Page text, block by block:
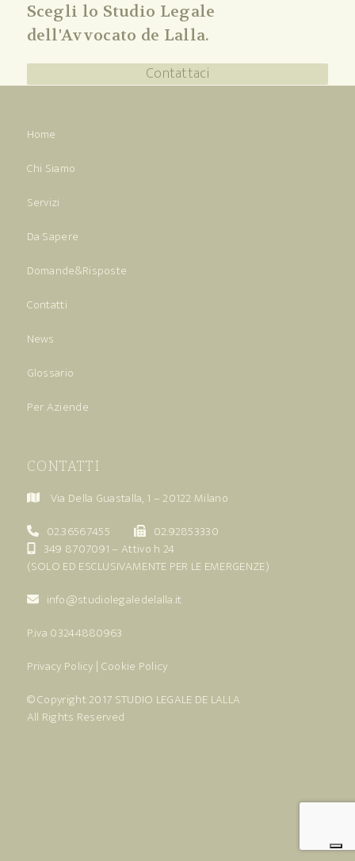
Scegli lo Studio Legale
dell'Avvocato de Lalla.
Contattaci
Home
Chi Siamo
Servizi
Da Sapere
Domande&Risposte
Contatti
News
Glossario
Per Aziende
CONTATTI
Via Della Guastalla, 1 – 20122 Milano
02.36567455
02.92853330
349 8707091 – Attivo h 24
(SOLO ED ESCLUSIVAMENTE PER LE EMERGENZE)
info@studiolegaledelalla.it
P.iva 03244880963
Privacy Policy | Cookie Policy
© Copyright 2017 STUDIO LEGALE DE LALLA
All Rights Reserved